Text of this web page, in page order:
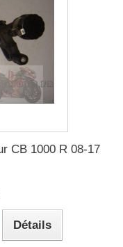
CB 1000 R 08-17
Détails